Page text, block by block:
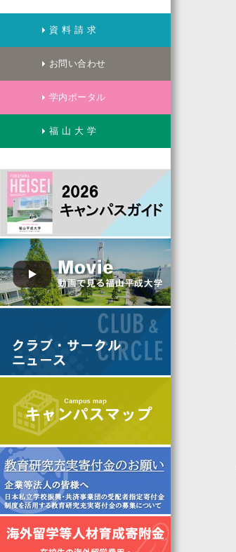
資 料 請 求
お問い合わせ
学内ポータル
福 山 大 学